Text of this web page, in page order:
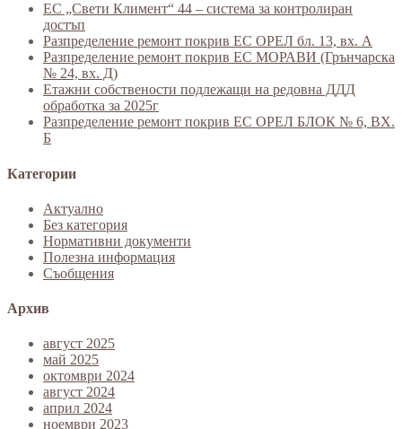
ЕС „Свети Климент“ 44 – система за контролиран
достъп
Разпределение ремонт покрив ЕС ОРЕЛ бл. 13, вх. А
Разпределение ремонт покрив ЕС МОРАВИ (Грънчарска
№ 24, вх. Д)
Етажни собствености подлежащи на редовна ДДД
обработка за 2025г
Разпределение ремонт покрив ЕС ОРЕЛ БЛОК № 6, ВХ.
Б
Категории
Актуално
Без категория
Нормативни документи
Полезна информация
Съобщения
Архив
август 2025
май 2025
октомври 2024
август 2024
април 2024
ноември 2023